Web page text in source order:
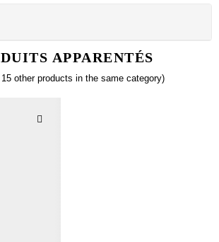
APPARENTÉS
other products in the same category)